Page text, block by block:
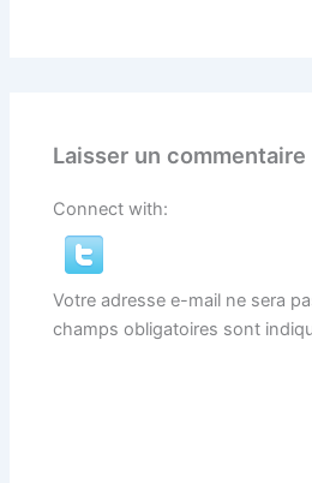
Laisser un commentaire
Connect with:
Votre adresse e-mail ne sera
champs obligatoires sont